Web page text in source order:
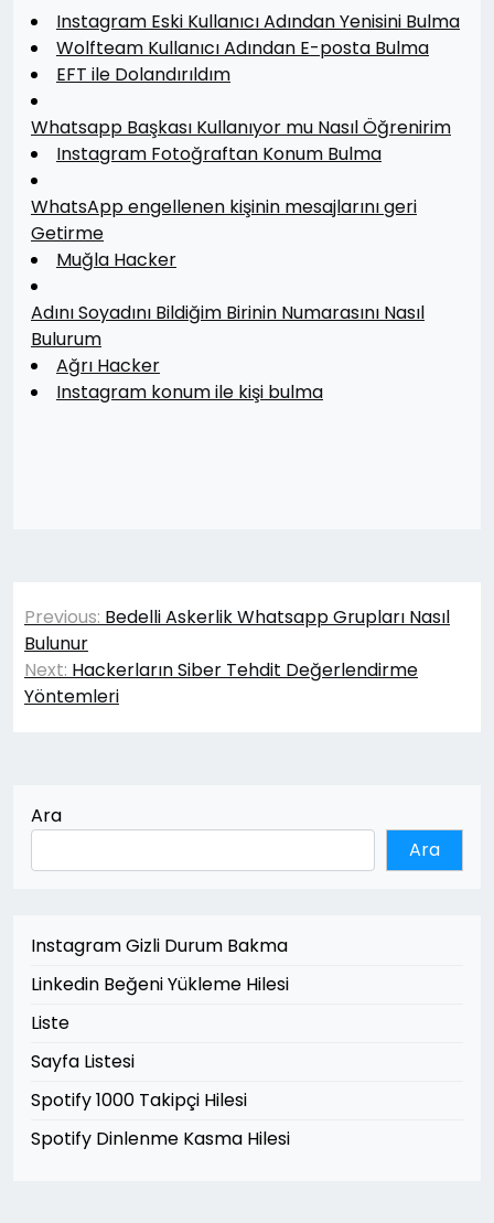
Instagram Eski Kullanıcı Adından Yenisini Bulma
Wolfteam Kullanıcı Adından E-posta Bulma
EFT ile Dolandırıldım
Whatsapp Başkası Kullanıyor mu Nasıl Öğrenirim
Instagram Fotoğraftan Konum Bulma
WhatsApp engellenen kişinin mesajlarını geri
Getirme
Muğla Hacker
Adını Soyadını Bildiğim Birinin Numarasını Nasıl
Bulurum
Ağrı Hacker
Instagram konum ile kişi bulma
Yazı
gezinmesi
Previous: Bedelli Askerlik Whatsapp Grupları Nasıl
Bulunur
Next: Hackerların Siber Tehdit Değerlendirme
Yöntemleri
Ara
Ara
Instagram Gizli Durum Bakma
Linkedin Beğeni Yükleme Hilesi
Liste
Sayfa Listesi
Spotify 1000 Takipçi Hilesi
Spotify Dinlenme Kasma Hilesi